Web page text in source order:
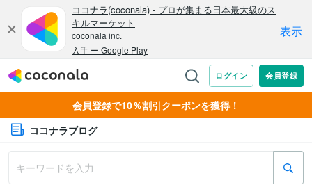
会員登録で10％割引クーポンを獲得！
ココナラブログ